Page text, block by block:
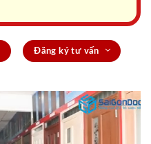
Đăng ký tư vấn